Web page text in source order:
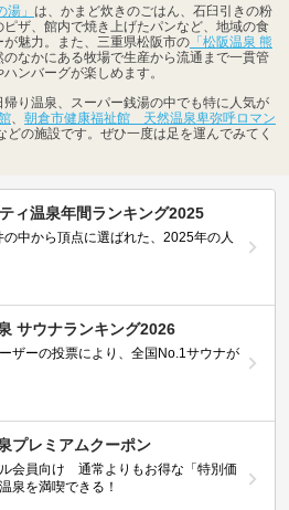
湯」 は、かまど炊きのごはん、石臼引きの粉
ザ、館内で焼き上げたパンなど、地域の食
魅力。また、三重県松阪市の 「松阪温泉 熊
なかにある牧場で生産から流通まで一貫管
ンバーグが楽しめます。
り温泉、スーパー銭湯の中でも特に人気が
朝倉市健康福祉館 天然温泉卑弥呼ロマン
どの施設です。ぜひ一度は足を運んでみてく
ィ温泉年間ランキング2025
中から頂点に選ばれた、2025年の人
サウナランキング2026
ザーの投票により、全国No.1サウナが
プレミアムクーポン
会員向け 通常よりもお得な「特別価
泉を満喫できる！